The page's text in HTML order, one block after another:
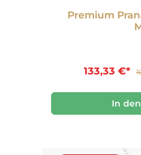
Premium
133,33 €*
In